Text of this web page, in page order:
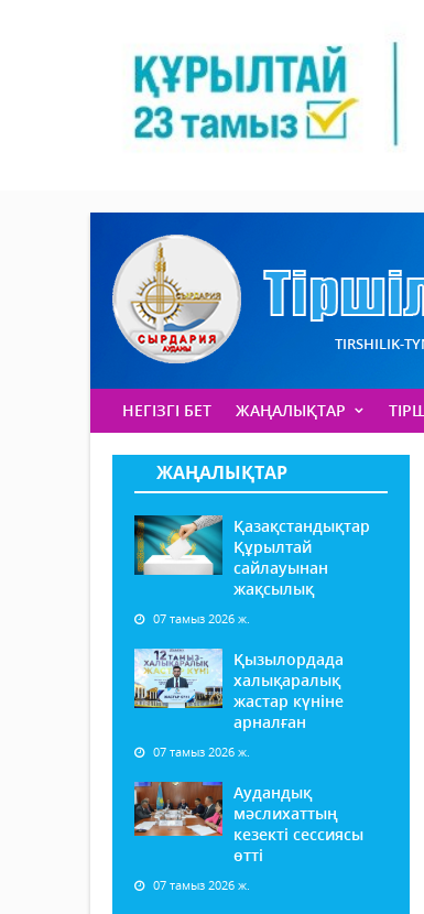
TIRSHILIK-
НЕГІЗГІ БЕТ ЖАҢАЛЫҚТАР
ЖАҢАЛЫҚТАР
Қазақстандықтар
Құрылтай
сайлауынан
жақсылық
07 тамыз 2026 ж.
Қызылордада
халықаралық
жастар күніне
арналған
07 тамыз 2026 ж.
Аудандық
мәслихаттың
кезекті сессиясы
өтті
07 тамыз 2026 ж.